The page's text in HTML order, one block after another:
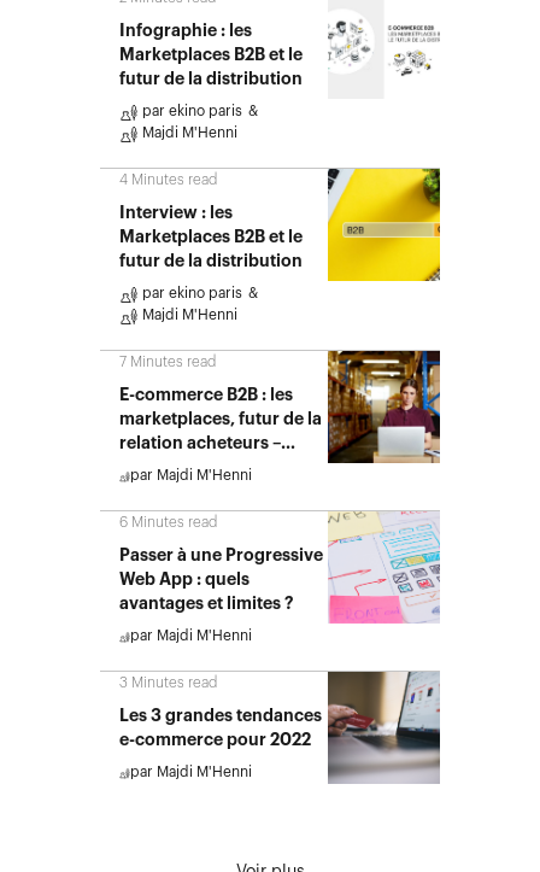
Infographie : les
Marketplaces B2B et le
futur de la distribution
par ekino paris
Majdi M'Henni
4 Minutes read
Interview : les
Marketplaces B2B et le
futur de la distribution
par ekino paris
Majdi M'Henni
7 Minutes read
E-commerce B2B : les
marketplaces, futur de la
relation acheteurs –
fournisseurs ?
par Majdi M'Henni
6 Minutes read
Passer à une Progressive
Web App : quels
avantages et limites ?
par Majdi M'Henni
3 Minutes read
Les 3 grandes tendances
e-commerce pour 2022
par Majdi M'Henni